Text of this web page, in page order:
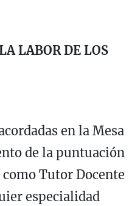
LABOR DE LOS
en la Mesa
de la puntuación
Tutor Docente
especialidad